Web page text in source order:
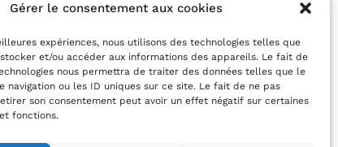
Gérer le consentement aux cookies
expériences, nous utilisons des technologies telles que
et/ou accéder aux informations des appareils. Le fait de
nous permettra de traiter des données telles que le
navigation ou les ID uniques sur ce site. Le fait de ne pas
son consentement peut avoir un effet négatif sur certaines
fonctions.